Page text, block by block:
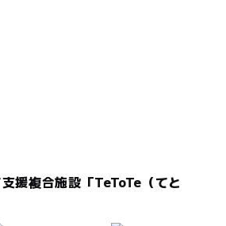
援複合施設「TeToTe（てと